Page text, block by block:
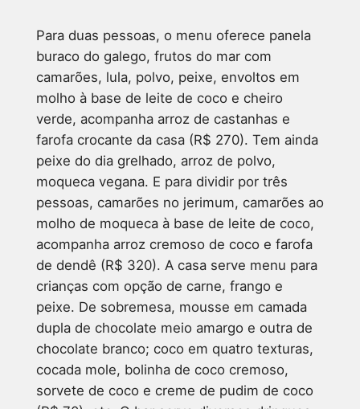
Para duas pessoas, o menu oferece panela
buraco do galego, frutos do mar com
camarões, lula, polvo, peixe, envoltos em
molho à base de leite de coco e cheiro
verde, acompanha arroz de castanhas e
farofa crocante da casa (R$ 270). Tem ainda
peixe do dia grelhado, arroz de polvo,
moqueca vegana. E para dividir por três
pessoas, camarões no jerimum, camarões ao
molho de moqueca à base de leite de coco,
acompanha arroz cremoso de coco e farofa
de dendê (R$ 320). A casa serve menu para
crianças com opção de carne, frango e
peixe. De sobremesa, mousse em camada
dupla de chocolate meio amargo e outra de
chocolate branco; coco em quatro texturas,
cocada mole, bolinha de coco cremoso,
sorvete de coco e creme de pudim de coco